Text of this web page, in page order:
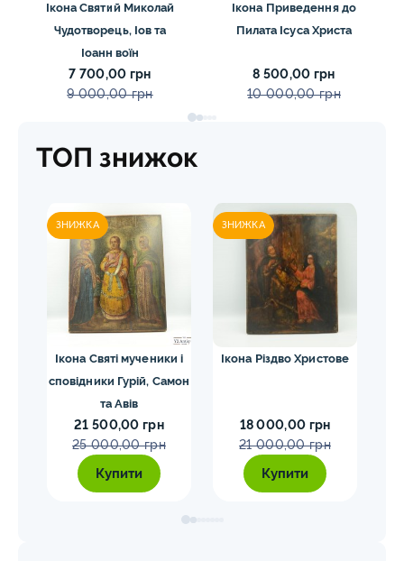
Ікона Святий Миколай
Чудотворець, Іов та
Іоанн воїн
7 700,00 грн
9 000,00 грн
Ікона Приведення до
Пилата Ісуса Христа
8 500,00 грн
10 000,00 грн
ТОП знижок
ЗНИЖКА
Ікона Святі мученики і
сповідники Гурій, Самон
та Авів
21 500,00 грн
25 000,00 грн
Купити
ЗНИЖКА
Ікона Різдво Христове
18 000,00 грн
21 000,00 грн
Купити